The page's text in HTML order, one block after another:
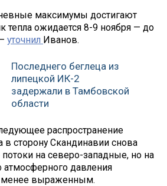
максимумы достигают
тепла ожидается 8-9 ноября — до
уточнил Иванов.
Последнего беглеца из
липецкой ИК-2
задержали в Тамбовской
области
распространение
в сторону Скандинавии снова
на северо-западные, но на
давления
менее выраженным.